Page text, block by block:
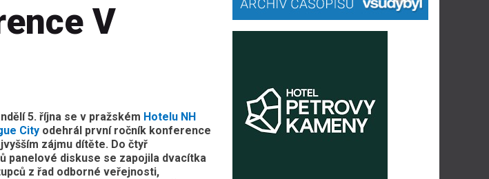
V
5. října se v pražském Hotelu NH
City odehrál první ročník konference
zájmu dítěte. Do čtyř
panelové diskuse se zapojila dvacítka
z řad odborné veřejnosti,